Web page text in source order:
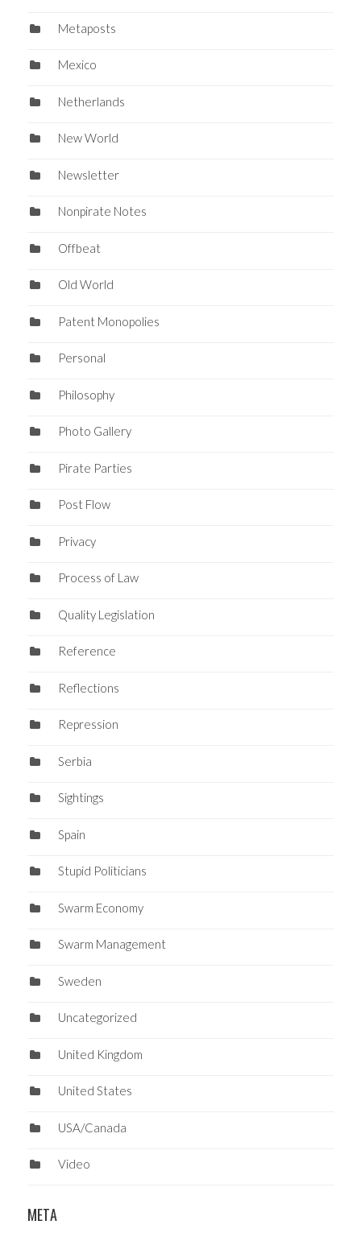
Metaposts
Mexico
Netherlands
New World
Newsletter
Nonpirate Notes
Offbeat
Old World
Patent Monopolies
Personal
Philosophy
Photo Gallery
Pirate Parties
Post Flow
Privacy
Process of Law
Quality Legislation
Reference
Reflections
Repression
Serbia
Sightings
Spain
Stupid Politicians
Swarm Economy
Swarm Management
Sweden
Uncategorized
United Kingdom
United States
USA/Canada
Video
META